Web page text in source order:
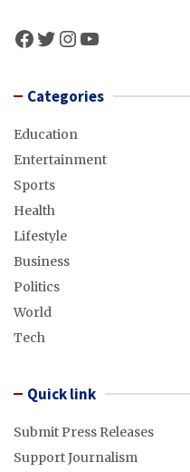
Facebook
Twitter
Instagram
YouTube
Categories
Education
Entertainment
Sports
Health
Lifestyle
Business
Politics
World
Tech
Quick link
Submit Press Releases
Support Journalism